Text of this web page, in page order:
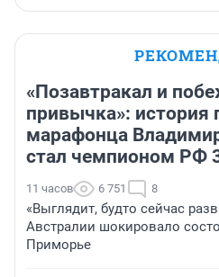
«Позавтракал и
привычка»: история
марафонца
стал чемпионом РФ
11 часов 6 751 8
«Выглядит, будто сейчас
Австралии шокировало
Приморье